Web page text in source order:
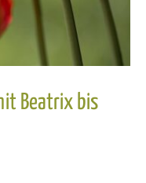
Beatrix bis